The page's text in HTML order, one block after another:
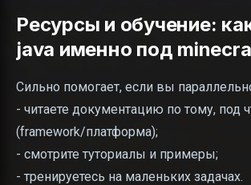
Ресурсы и обучение:
java именно под
Сильно помогает, если вы
- читаете документацию по тому, под
(framework/платформа);
- смотрите туториалы и примеры;
- тренируетесь на маленьких задачах.